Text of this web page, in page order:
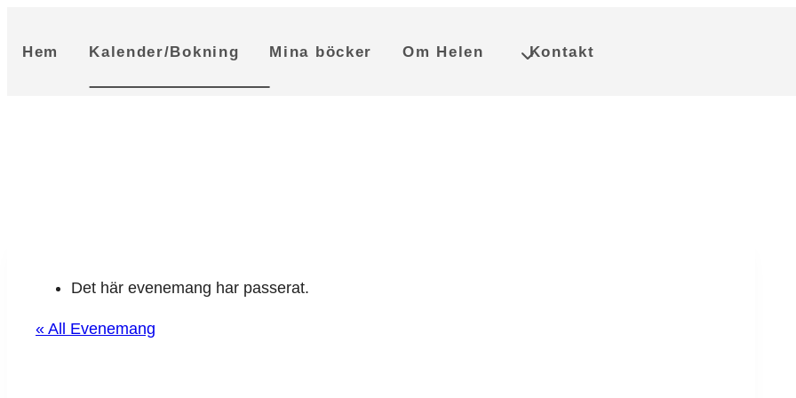
Hem Kalender/Bokning Mina böcker Om Helen Kontakt
Det här evenemang har passerat.
« All Evenemang